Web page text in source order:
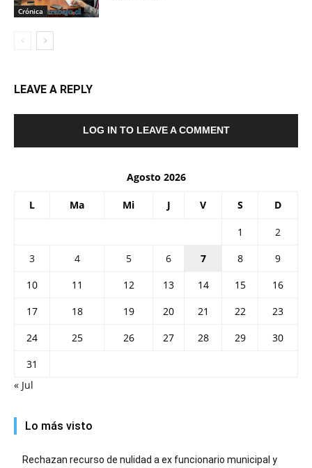
Crónica
LEAVE A REPLY
LOG IN TO LEAVE A COMMENT
Agosto 2026
L Ma Mi J V S D
1
2
3
4 5 6 7 8
9
10
11 12 13 14 15
16
17
18 19 20 21 22
23
24
25 26 27 28 29
30
31
« Jul
Lo más visto
Rechazan recurso de nulidad a ex funcionario municipal y